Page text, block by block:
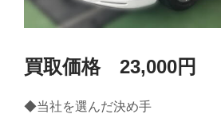
買取価格 23,000円
◆当社を選んだ決め手